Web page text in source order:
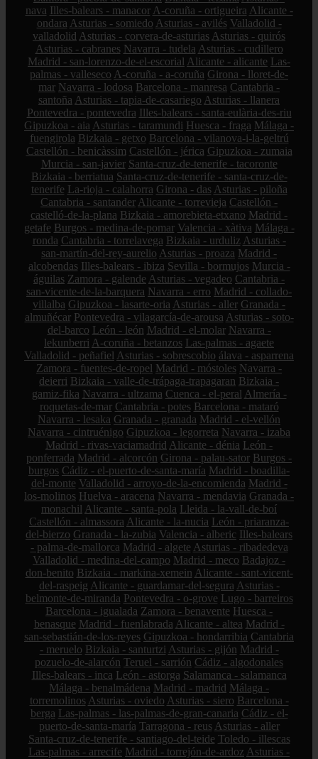
nava Illes-balears - manacor A-coruña - ortigueira Alicante -
ondara Asturias - somiedo Asturias - avilés Valladolid -
valladolid Asturias - corvera-de-asturias Asturias - quirós
Asturias - cabranes Navarra - tudela Asturias - cudillero
Madrid - san-lorenzo-de-el-escorial Alicante - alicante Las-
palmas - valleseco A-coruña - a-coruña Girona - lloret-de-
mar Navarra - lodosa Barcelona - manresa Cantabria -
santoña Asturias - tapia-de-casariego Asturias - llanera
Pontevedra - pontevedra Illes-balears - santa-eulària-des-riu
Gipuzkoa - aia Asturias - taramundi Huesca - fraga Málaga -
fuengirola Bizkaia - getxo Barcelona - vilanova-i-la-geltrú
Castellón - benicàssim Castellón - jérica Gipuzkoa - zumaia
Murcia - san-javier Santa-cruz-de-tenerife - tacoronte
Bizkaia - berriatua Santa-cruz-de-tenerife - santa-cruz-de-
tenerife La-rioja - calahorra Girona - das Asturias - piloña
Cantabria - santander Alicante - torrevieja Castellón -
castelló-de-la-plana Bizkaia - amorebieta-etxano Madrid -
getafe Burgos - medina-de-pomar Valencia - xàtiva Málaga -
ronda Cantabria - torrelavega Bizkaia - urduliz Asturias -
san-martín-del-rey-aurelio Asturias - proaza Madrid -
alcobendas Illes-balears - ibiza Sevilla - bormujos Murcia -
águilas Zamora - galende Asturias - vegadeo Cantabria -
san-vicente-de-la-barquera Navarra - erro Madrid - collado-
villalba Gipuzkoa - lasarte-oria Asturias - aller Granada -
almuñécar Pontevedra - vilagarcía-de-arousa Asturias - soto-
del-barco León - león Madrid - el-molar Navarra -
lekunberri A-coruña - betanzos Las-palmas - agaete
Valladolid - peñafiel Asturias - sobrescobio álava - asparrena
Zamora - fuentes-de-ropel Madrid - móstoles Navarra -
deierri Bizkaia - valle-de-trápaga-trapagaran Bizkaia -
gamiz-fika Navarra - ultzama Cuenca - el-peral Almería -
roquetas-de-mar Cantabria - potes Barcelona - mataró
Navarra - lesaka Granada - granada Madrid - el-vellón
Navarra - cintruénigo Gipuzkoa - legorreta Navarra - izaba
Madrid - rivas-vaciamadrid Alicante - dénia León -
ponferrada Madrid - alcorcón Girona - palau-sator Burgos -
burgos Cádiz - el-puerto-de-santa-maría Madrid - boadilla-
del-monte Valladolid - arroyo-de-la-encomienda Madrid -
los-molinos Huelva - aracena Navarra - mendavia Granada -
monachil Alicante - santa-pola Lleida - la-vall-de-boí
Castellón - almassora Alicante - la-nucia León - priaranza-
del-bierzo Granada - la-zubia Valencia - alberic Illes-balears
- palma-de-mallorca Madrid - algete Asturias - ribadedeva
Valladolid - medina-del-campo Madrid - meco Badajoz -
don-benito Bizkaia - markina-xemein Alicante - sant-vicent-
del-raspeig Alicante - guardamar-del-segura Asturias -
belmonte-de-miranda Pontevedra - o-grove Lugo - barreiros
Barcelona - igualada Zamora - benavente Huesca -
benasque Madrid - fuenlabrada Alicante - altea Madrid -
san-sebastián-de-los-reyes Gipuzkoa - hondarribia Cantabria
- meruelo Bizkaia - santurtzi Asturias - gijón Madrid -
pozuelo-de-alarcón Teruel - sarrión Cádiz - algodonales
Illes-balears - inca León - astorga Salamanca - salamanca
Málaga - benalmádena Madrid - madrid Málaga -
torremolinos Asturias - oviedo Asturias - siero Barcelona -
berga Las-palmas - las-palmas-de-gran-canaria Cádiz - el-
puerto-de-santa-maría Tarragona - reus Asturias - aller
Santa-cruz-de-tenerife - santiago-del-teide Toledo - illescas
Las-palmas - arrecife Madrid - torrejón-de-ardoz Asturias -